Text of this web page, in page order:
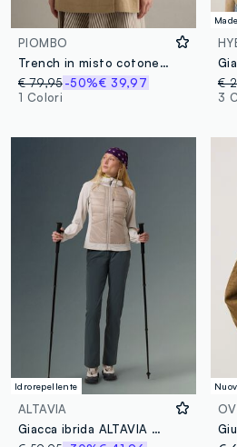
PIOMBO
Trench in misto cotone beige oversize fit
€ 79,95-50%€ 39,97
1 Colori
€
3
Idrorepellente
ALTAVIA
Giacca ibrida ALTAVIA WITH DEBORAH COMPAGNONI